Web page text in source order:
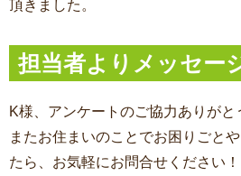
頂きました。
担当者よりメッセー
K様、アンケートのご協力ありがと
またお住まいのことでお困りごと
たら、お気軽にお問合せください！